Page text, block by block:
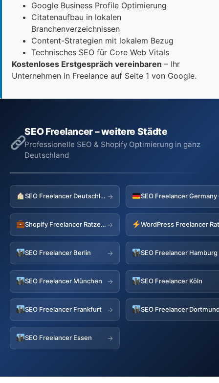
Google Business Profile Optimierung
Citatenaufbau in lokalen
Branchenverzeichnissen
Content-Strategien mit lokalem Bezug
Technisches SEO für Core Web Vitals
Kostenloses Erstgespräch vereinbaren – Ihr
Unternehmen in Freelance auf Seite 1 von Google.
SEO Freelancer – weitere Städte
Professionelle SEO & Shopify Optimierung in ganz
Deutschland
SEO Freelancer Deutschland →
Shopify Freelancer Ratzeburg → WordPress Freelancer
SEO Freelancer Berlin → SEO Freelancer Hamburg
SEO Freelancer München → SEO Freelancer Köln
SEO Freelancer Frankfurt → SEO Freelancer
SEO Freelancer Essen →